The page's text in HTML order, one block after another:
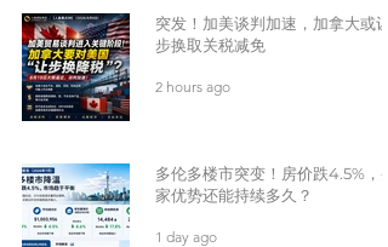
突发！加美谈判加速，加拿大或让
步换取关税减免
2 hours ago
多伦多楼市突变！房价跌4.5%，买
家优势还能持续多久？
1 day ago